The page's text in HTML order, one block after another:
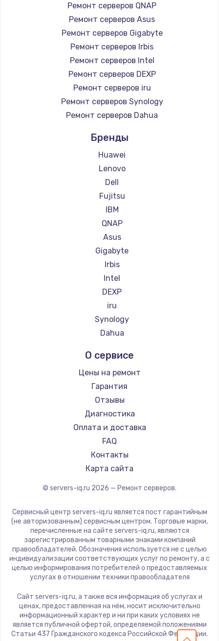
Ремонт серверов QNAP
Ремонт серверов Asus
Ремонт серверов Gigabyte
Ремонт серверов Irbis
Ремонт серверов Intel
Ремонт серверов DEXP
Ремонт серверов iru
Ремонт серверов Synology
Ремонт серверов Dahua
Бренды
Huawei
Lenovo
Dell
Fujitsu
IBM
QNAP
Asus
Gigabyte
Irbis
Intel
DEXP
iru
Synology
Dahua
О сервисе
Цены на ремонт
Гарантия
Отзывы
Диагностика
Оплата и доставка
FAQ
Контакты
Карта сайта
© servers-iq.ru 2026 — Ремонт серверов.
Сервисный центр servers-iq.ru является пост гарантийным
(не авторизованным) сервисным центром. Торговые марки,
перечисленные на сайте servers-iq.ru, являются
зарегистрированным товарными знаками компаний
правообладателей. Обозначения используется не с целью
индивидуализации соответствующих услуг по ремонту, а с
целью информирования потребителей о предоставляемых
услугах в отношении техники правообладателя
Сайт servers-iq.ru, а также вся информация об услугах и
ценах, предоставленная на нём, носит исключительно
информационный характер и ни при каких условиях не
является публичной офертой, определяемой положениями
Статьи 437 Гражданского кодекса Российской Федерации.